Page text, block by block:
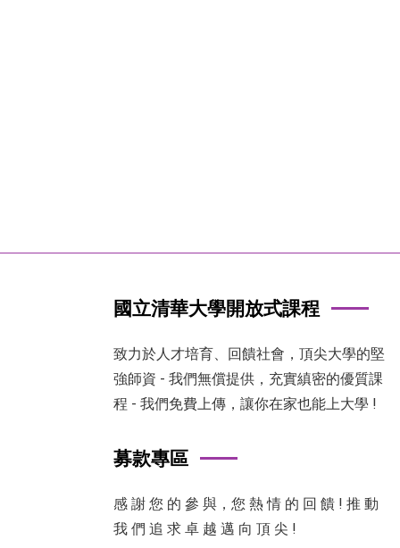
國立清華大學開放式課程
致力於人才培育、回饋社會，頂尖大學的堅
強師資 - 我們無償提供，充實縝密的優質課
程 - 我們免費上傳，讓你在家也能上大學 !
募款專區
感 謝 您 的 參 與，您 熱 情 的 回 饋 ! 推 動
我 們 追 求 卓 越 邁 向 頂 尖 !